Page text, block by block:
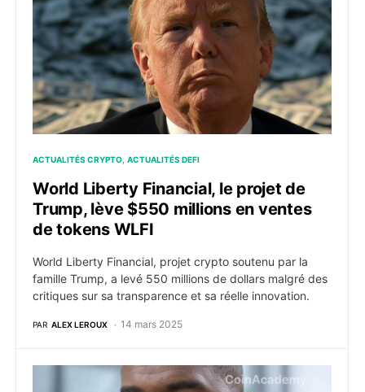
ACTUALITÉS CRYPTO ACTUALITÉS DEFI
World Liberty Financial, le projet de
Trump, lève $550 millions en ventes
de tokens WLFI
World Liberty Financial, projet crypto soutenu par la
famille Trump, a levé 550 millions de dollars malgré des
critiques sur sa transparence et sa réelle innovation.
PAR ALEX LEROUX 14 mars 2025
YZY : Kanye West ‘Ye’ s’apprête à lancer son